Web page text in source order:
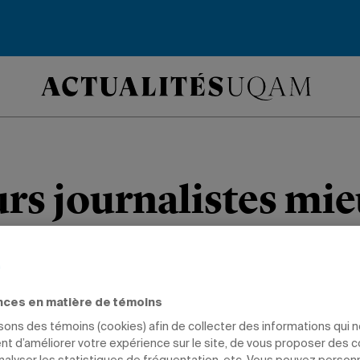
journalistes
programme en journalisme de
et bonifié.
en matière de témoins
des témoins (cookies) afin de collecter des informations qui
d’améliorer votre expérience sur le site, de vous proposer des